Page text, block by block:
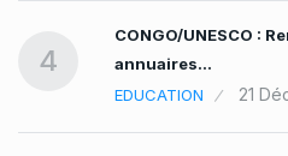
4
CONGO/UNESCO :
annuaires…
EDUCATION
21